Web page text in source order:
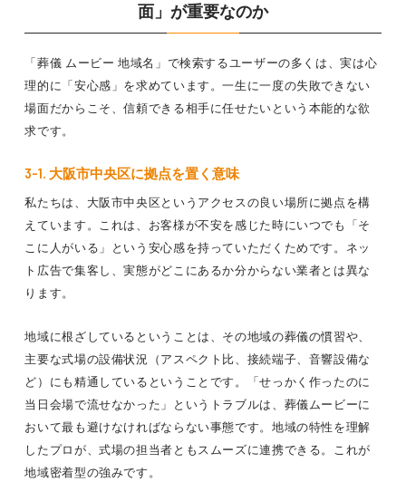
面」が重要なのか
「葬儀 ムービー 地域名」で検索するユーザーの多くは、実は心
理的に「安心感」を求めています。一生に一度の失敗できない
場面だからこそ、信頼できる相手に任せたいという本能的な欲
求です。
3-1. 大阪市中央区に拠点を置く意味
私たちは、大阪市中央区というアクセスの良い場所に拠点を構
えています。これは、お客様が不安を感じた時にいつでも「そ
こに人がいる」という安心感を持っていただくためです。ネッ
ト広告で集客し、実態がどこにあるか分からない業者とは異な
ります。
地域に根ざしているということは、その地域の葬儀の慣習や、
主要な式場の設備状況（アスペクト比、接続端子、音響設備な
ど）にも精通しているということです。「せっかく作ったのに
当日会場で流せなかった」というトラブルは、葬儀ムービーに
おいて最も避けなければならない事態です。地域の特性を理解
したプロが、式場の担当者ともスムーズに連携できる。これが
地域密着型の強みです。